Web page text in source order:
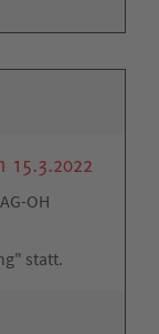
15.3.2022
OH
statt.